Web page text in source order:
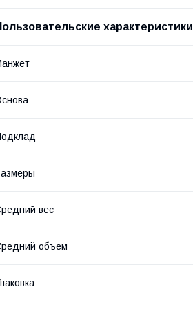
характеристики
вес
объем